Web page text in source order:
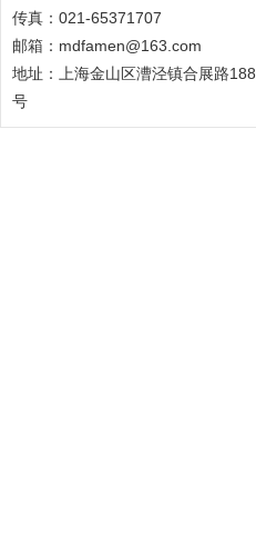
传真：021-65371707
邮箱：mdfamen@163.com
地址：上海金山区漕泾镇合展路188
号